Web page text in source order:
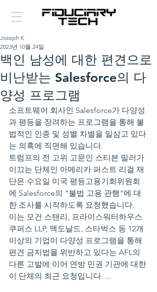
백인 남성에 대한 편견으로
비난받는 Salesforce의 다
양성 프로그램
Joseph K
2023년 10월 24일
소프트웨어 회사인 Salesforce가 다양성
과 평등을 장려하는 프로그램을 통해 불
법적인 인종 및 성별 차별을 일삼고 있다
는 의혹에 직면해 있습니다.
트럼프의 전 고위 고문인 스티븐 밀러가
이끄는 단체인 아메리카 퍼스트 리걸 재
단은 수요일 미국 평등고용기회위원회
에 Salesforce의 "불법 고용 관행"에 대
한 조사를 시작하도록 요청했습니다.
이는 모건 스탠리, 프라이스워터하우스
쿠퍼스 LLP, 맥도날드, 스타벅스 등 12개
이상의 기업이 다양성 프로그램을 통해
편견 금지법을 위반하고 있다는 AFL의
다른 고발에 이어 연방 민권 기관에 대한
이 단체의 최근 요청입니다. ...